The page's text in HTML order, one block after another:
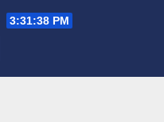
3:31:39 PM